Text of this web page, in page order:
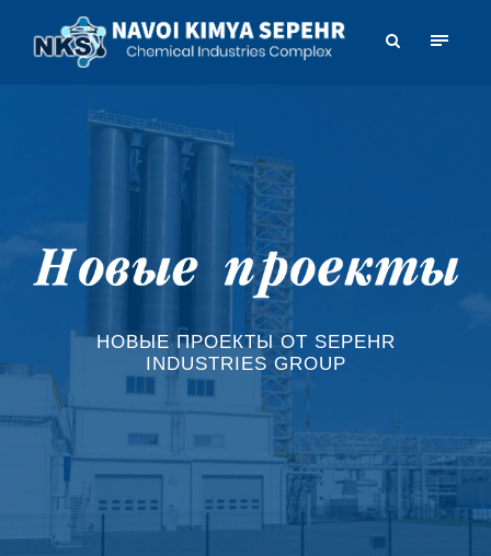
НОВЫЕ ПРОЕКТЫ ОТ SEPEHR
INDUSTRIES GROUP